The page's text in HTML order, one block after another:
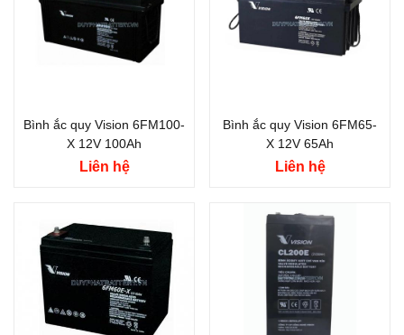
Bình ắc quy Vision 6FM100-
X 12V 100Ah
Liên hệ
Bình ắc quy Vision 6FM65-
X 12V 65Ah
Liên hệ
Thương hiệu ắc quy:
VISION
Điện thế (V):2 V
Dung lượng (Ah):